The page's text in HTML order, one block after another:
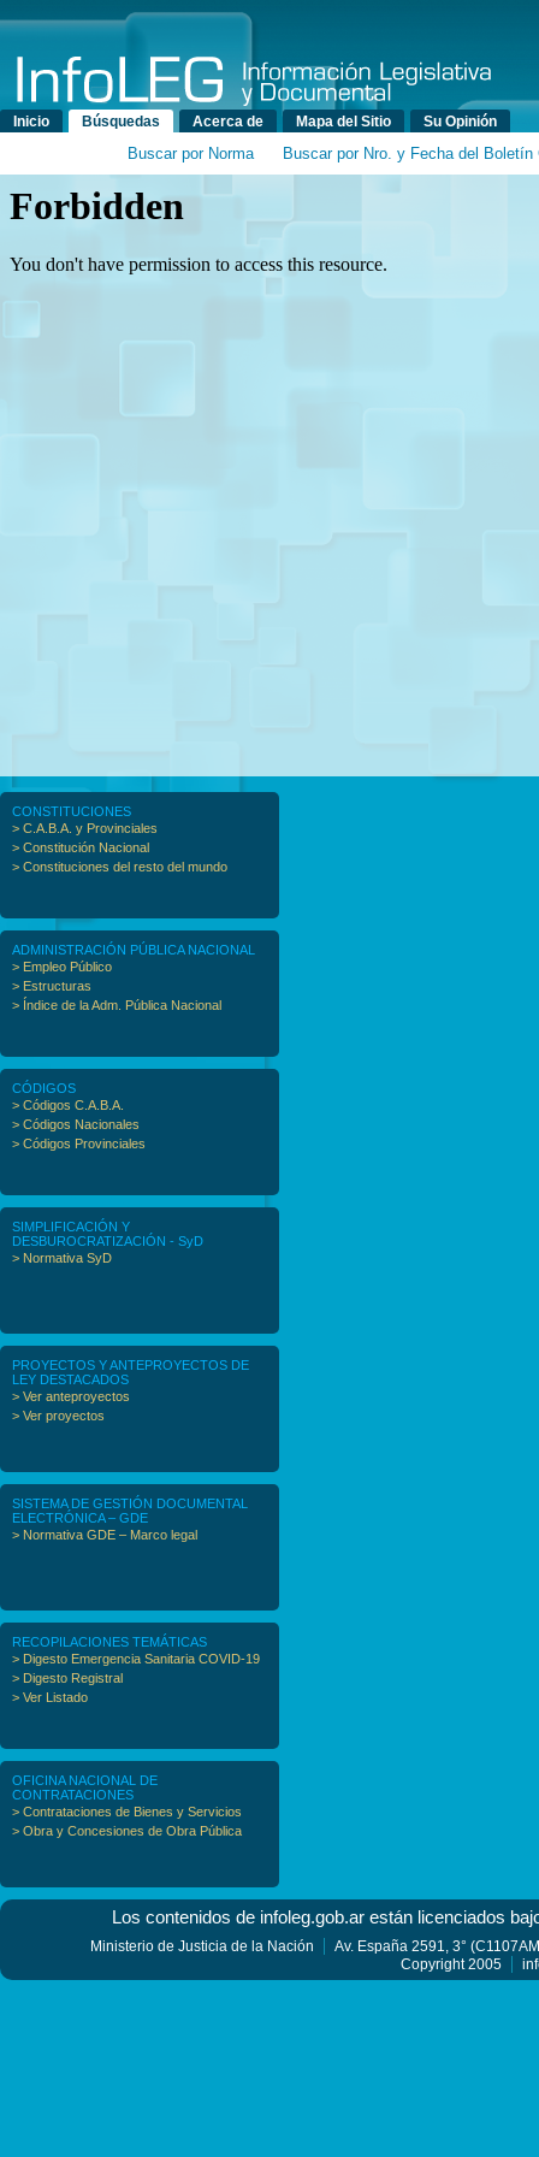
Menú principal
Inicio Búsquedas Acerca de Mapa del Sitio Su Opinión
Buscar por Norma Buscar por Nro. y Fecha del Boletín
CONSTITUCIONES
> C.A.B.A. y Provinciales
> Constitución Nacional
> Constituciones del resto del mundo
ADMINISTRACIÓN PÚBLICA NACIONAL
> Empleo Público
> Estructuras
> Índice de la Adm. Pública Nacional
CÓDIGOS
> Códigos C.A.B.A.
> Códigos Nacionales
> Códigos Provinciales
SIMPLIFICACIÓN Y
DESBUROCRATIZACIÓN - SyD
> Normativa SyD
PROYECTOS Y ANTEPROYECTOS DE
LEY DESTACADOS
> Ver anteproyectos
> Ver proyectos
SISTEMA DE GESTIÓN DOCUMENTAL
ELECTRÓNICA – GDE
> Normativa GDE – Marco legal
RECOPILACIONES TEMÁTICAS
> Digesto Emergencia Sanitaria COVID-19
> Digesto Registral
> Ver Listado
OFICINA NACIONAL DE
CONTRATACIONES
> Contrataciones de Bienes y Servicios
> Obra y Concesiones de Obra Pública
Los contenidos de infoleg.gob.ar están licenciados
Ministerio de Justicia de la Nación
Av. España 2591, 3°
Copyright 2005